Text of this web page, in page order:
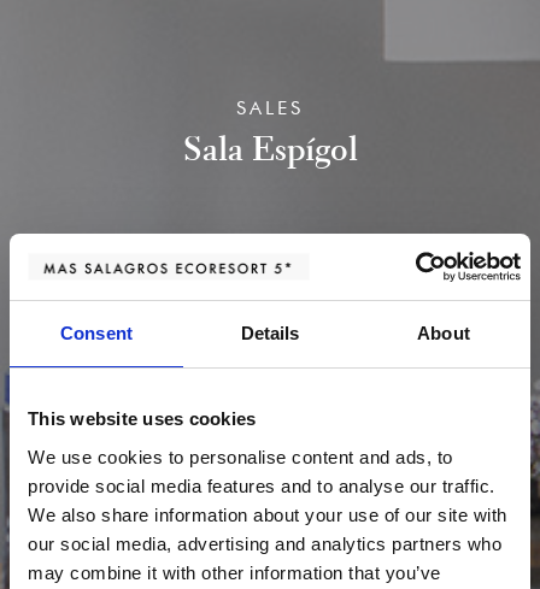
Consent Details About
This website uses cookies
We use cookies to personalise content and ads, to
provide social media features and to analyse our traffic.
We also share information about your use of our site with
our social media, advertising and analytics partners who
may combine it with other information that you’ve
SALES
Sala Espígol